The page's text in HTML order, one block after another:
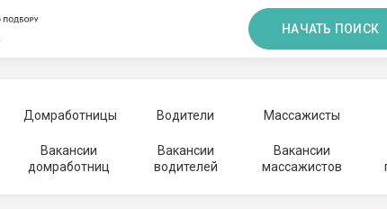
НАЧАТЬ ПОИСК
Домработницы Водители Массажисты
Вакансии
домработниц
Вакансии
водителей
Вакансии
массажистов